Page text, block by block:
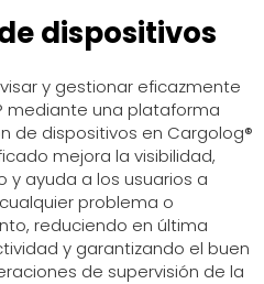
dispositivos
y gestionar eficazmente
mediante una plataforma
de dispositivos en Cargolog®
mejora la visibilidad,
y ayuda a los usuarios a
problema o
reduciendo en última
y garantizando el buen
de supervisión de la